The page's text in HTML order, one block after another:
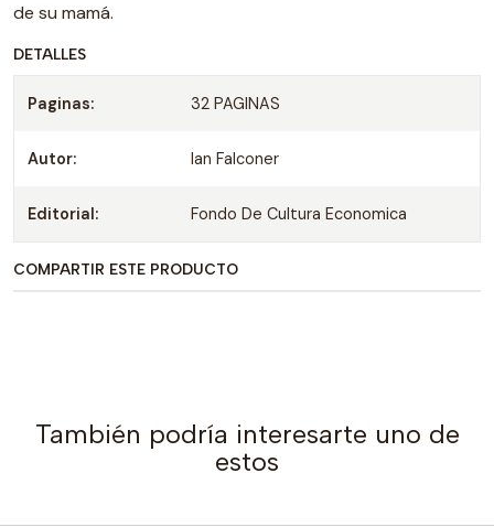
de su mamá.
DETALLES
Paginas: 32 PAGINAS
Autor: Ian Falconer
Editorial: Fondo De Cultura Economica
COMPARTIR ESTE PRODUCTO
También podría interesarte uno de
estos